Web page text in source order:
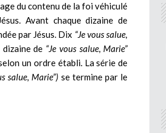
du contenu de la foi véhiculé
Avant chaque dizaine de
par Jésus. Dix “Je vous salue,
de “Je vous salue, Marie”
un ordre établi. La série de
salue, Marie”) se termine par le